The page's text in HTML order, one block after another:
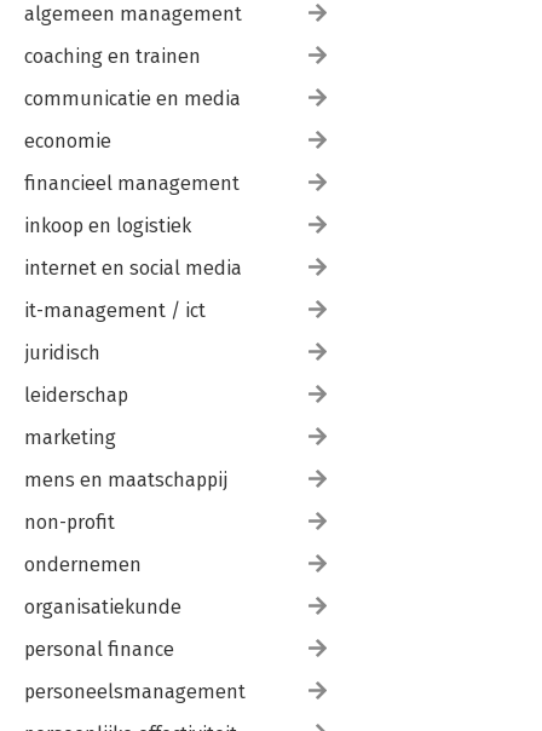
algemeen management
coaching en trainen
communicatie en media
economie
financieel management
inkoop en logistiek
internet en social media
it-management / ict
juridisch
leiderschap
marketing
mens en maatschappij
non-profit
ondernemen
organisatiekunde
personal finance
personeelsmanagement